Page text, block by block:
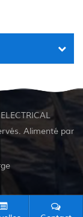
Alimenté par